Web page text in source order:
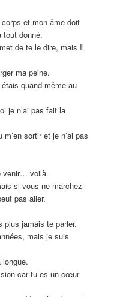
et mon âme doit
tout donné.
de te le dire, mais Il
ma peine.
quand même au
je n’ai pas fait la
sortir et je n’ai pas
venir… voilà.
si vous ne marchez
pas aller.
plus jamais te parler.
mais je suis
car tu es un cœur